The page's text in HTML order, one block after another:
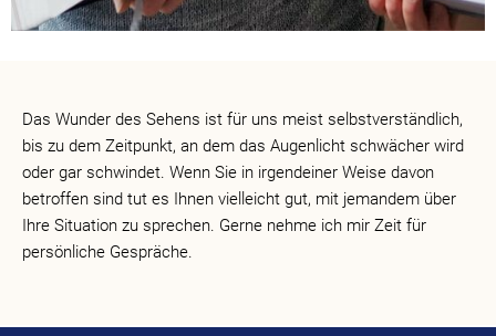
Das Wunder des Sehens ist für uns meist selbstverständlich,
bis zu dem Zeitpunkt, an dem das Augenlicht schwächer wird
oder gar schwindet. Wenn Sie in irgendeiner Weise davon
betroffen sind tut es Ihnen vielleicht gut, mit jemandem über
Ihre Situation zu sprechen. Gerne nehme ich mir Zeit für
persönliche Gespräche.